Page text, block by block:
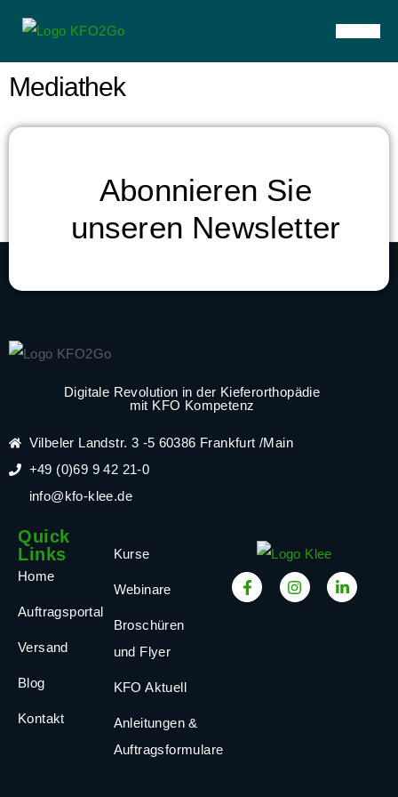
Mediathek
Abonnieren Sie
unseren Newsletter
Digitale Revolution in der Kieferorthopädie
mit KFO Kompetenz
Vilbeler Landstr. 3 -5 60386 Frankfurt /Main
+49 (0)69 9 42 21-0
info@kfo-klee.de
Quick
Links
Home
Auftragsportal
Versand
Blog
Kontakt
Kurse
Webinare
Broschüren
und Flyer
KFO Aktuell
Anleitungen &
Auftragsformulare